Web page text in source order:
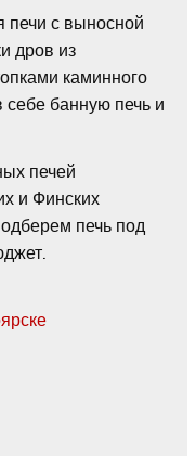
печи с выносной
дров из
каминного
банную печь и
печей
и Финских
печь под